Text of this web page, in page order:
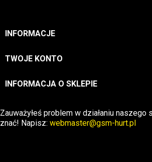
INFORMACJE
TWOJE KONTO
INFORMACJA O SKLEPIE
Zauważyłeś problem w działaniu naszego
znać! Napisz: webmaster@gsm-hurt.pl